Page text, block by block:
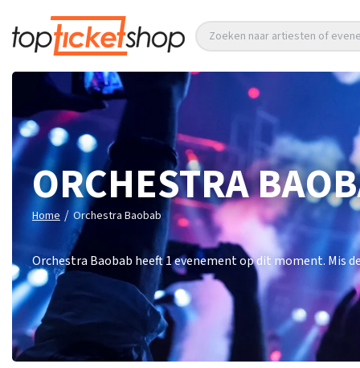
Zoeken naar artiesten of
ORCHESTRA
Home / Orchestra Baobab
Orchestra Baobab heeft 1 evenement op dit moment. Mis